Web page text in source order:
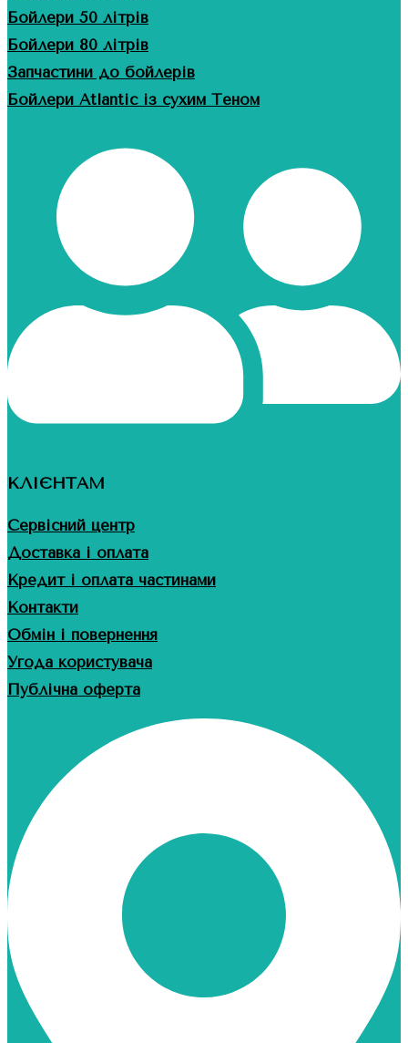
Бойлери 50 літрів
Бойлери 80 літрів
Запчастини до бойлерів
Бойлери Atlantic із сухим Теном
КЛІЄНТАМ
Сервісний центр
Доставка і оплата
Кредит і оплата частинами
Контакти
Обмін і повернення
Угода користувача
Публічна оферта